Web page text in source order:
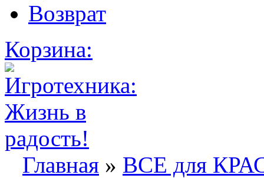
Возврат
Корзина:
Главная » ВСЕ для